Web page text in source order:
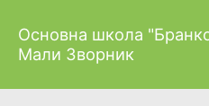
садржај
Основна школа
Мали Зворник